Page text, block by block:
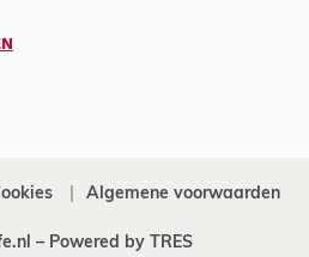
Algemene voorwaarden
– Powered by TRES